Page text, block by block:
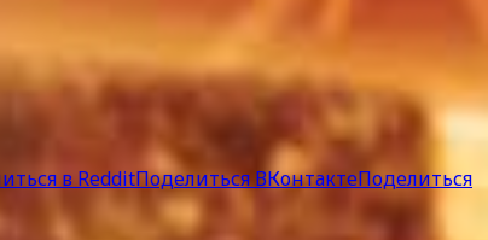
в RedditПоделиться ВКонтактеПоделиться